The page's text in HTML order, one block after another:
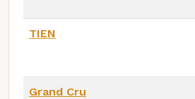
TIEN
Grand Cru